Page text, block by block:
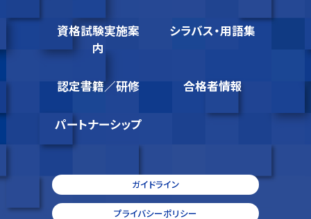
資格試験実施案
内
シラバス・用語集
認定書籍／研修 合格者情報
パートナーシップ
ガイドライン
プライバシーポリシー